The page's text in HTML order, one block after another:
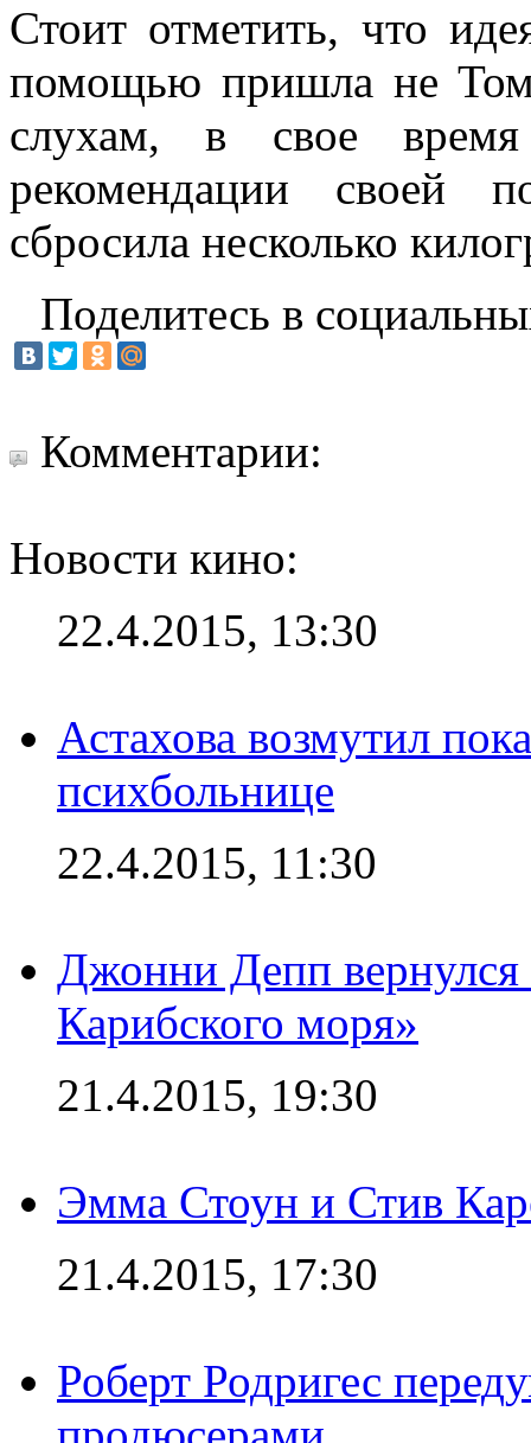
Стоит отметить, что
помощью пришла не
слухам, в свое
рекомендации своей
сбросила несколько
Поделитесь в
Комментарии:
Новости кино:
22.4.2015, 13:30
Астахова возмутил
психбольнице
22.4.2015, 11:30
Джонни Депп
Карибского моря»
21.4.2015, 19:30
Эмма Стоун и Стив
21.4.2015, 17:30
Роберт Родригес